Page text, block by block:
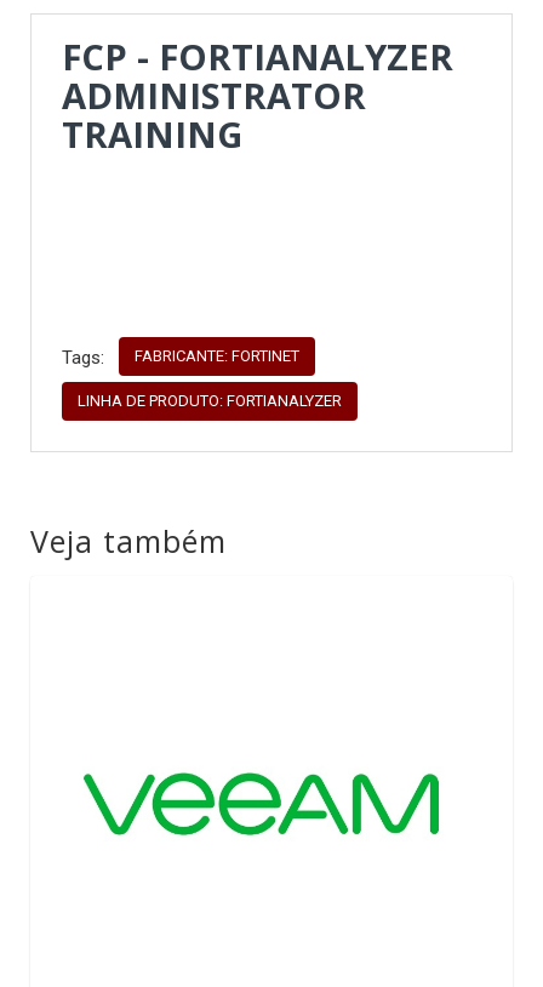
FCP - FORTIANALYZER
ADMINISTRATOR
TRAINING
Tags: FABRICANTE: FORTINET
LINHA DE PRODUTO: FORTIANALYZER
Veja também